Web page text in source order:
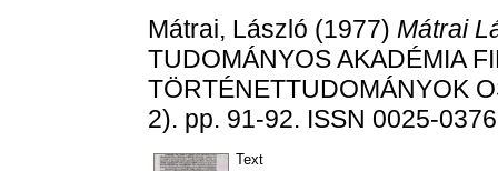
Mátrai, László (1977) Mátrai
TUDOMÁNYOS AKADÉMIA
TÖRTÉNETTUDOMÁNYOK
2). pp. 91-92. ISSN 0025-0376
Text